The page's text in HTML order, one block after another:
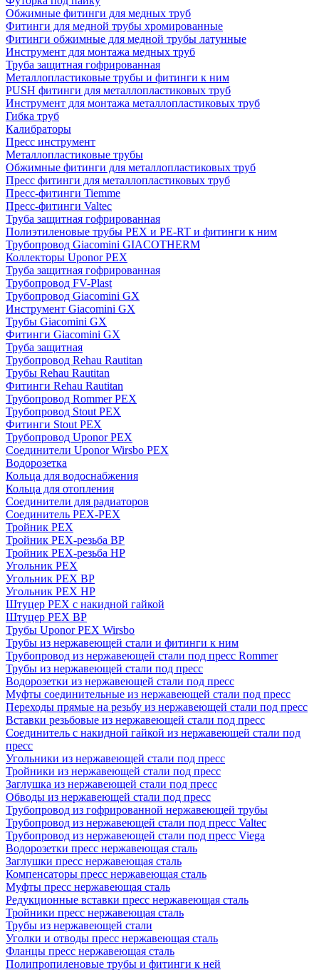
Обжимные фитинги для медных труб
Фитинги для медной трубы хромированные
Фитинги обжимные для медной трубы латунные
Инструмент для монтажа медных труб
Труба защитная гофрированная
Металлопластиковые трубы и фитинги к ним
PUSH фитинги для металлопластиковых труб
Инструмент для монтажа металлопластиковых труб
Гибка труб
Калибраторы
Пресс инструмент
Металлопластиковые трубы
Обжимные фитинги для металлопластиковых труб
Пресс фитинги для металлопластиковых труб
Пресс-фитинги Tiemme
Пресс-фитинги Valtec
Труба защитная гофрированная
Полиэтиленовые трубы PEX и PE-RT и фитинги к ним
Трубопровод Giacomini GIACOTHERM
Коллекторы Uponor PEX
Труба защитная гофрированная
Трубопровод FV-Plast
Трубопровод Giacomini GX
Инструмент Giacomini GX
Трубы Giacomini GX
Фитинги Giacomini GX
Труба защитная
Трубопровод Rehau Rautitan
Трубы Rehau Rautitan
Фитинги Rehau Rautitan
Трубопровод Rommer PEX
Трубопровод Stout PEX
Фитинги Stout PEX
Трубопровод Uponor PEX
Соединители Uponor Wirsbo PEX
Водорозетка
Кольца для водоснабжения
Кольца для отопления
Соединители для радиаторов
Соединитель PEX-PEX
Тройник PEX
Тройник PEX-резьба ВР
Тройник PEX-резьба НР
Угольник PEX
Угольник PEX ВР
Угольник PEX НР
Штуцер PEX c накидной гайкой
Штуцер PEX ВР
Трубы Uponor PEX Wirsbo
Трубы из нержавеющей стали и фитинги к ним
Трубопровод из нержавеющей стали под пресс Rommer
Трубы из нержавеющей стали под пресс
Водорозетки из нержавеющей стали под пресс
Муфты соединительные из нержавеющей стали под пресс
Переходы прямые на резьбу из нержавеющей стали под пресс
Вставки резьбовые из нержавеющей стали под пресс
Соединитель с накидной гайкой из нержавеющей стали под
пресс
Угольники из нержавеющей стали под пресс
Тройники из нержавеющей стали под пресс
Заглушка из нержавеющей стали под пресс
Обводы из нержавеющей стали под пресс
Трубопровод из гофрированной нержавеющей трубы
Трубопровод из нержавеющей стали под пресс Valtec
Трубопровод из нержавеющей стали под пресс Viega
Водорозетки пресс нержавеющая сталь
Заглушки пресс нержавеющая сталь
Компенсаторы пресс нержавеющая сталь
Муфты пресс нержавеющая сталь
Редукционные вставки пресс нержавеющая сталь
Тройники пресс нержавеющая сталь
Трубы из нержавеющей стали
Уголки и отводы пресс нержавеющая сталь
Фланцы пресс нержавеющая сталь
Полипропиленовые трубы и фитинги к ней